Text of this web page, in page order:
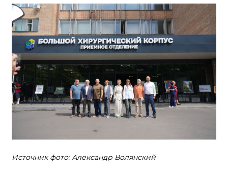
Источник фото: Александр Волянский